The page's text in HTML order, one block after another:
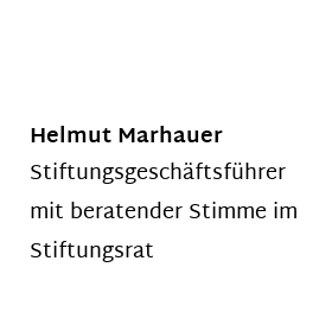
Helmut Marhauer
Stiftungsgeschäftsführer
mit beratender Stimme im
Stiftungsrat